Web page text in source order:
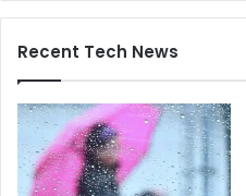
Recent Tech News